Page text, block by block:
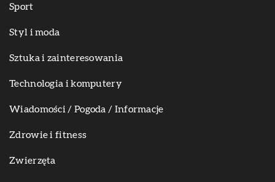
Sport
Styl i moda
Sztuka i zainteresowania
Technologia i komputery
Wiadomości / Pogoda / Informacje
Zdrowie i fitness
Zwierzęta